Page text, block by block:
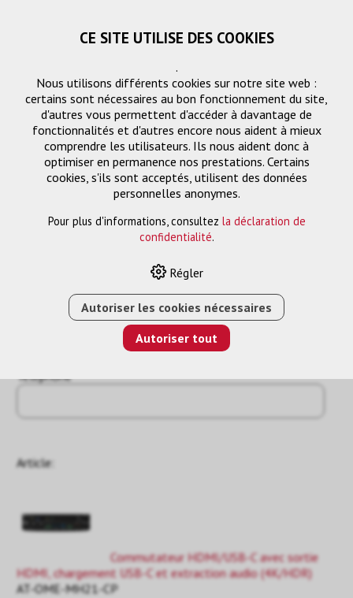
Demande
Nom ou entreprise *
Téléphone
Article:
Commutateur HDMI/USB-C avec sortie
HDMI, chargement USB-C et extraction audio (4K/HDR)
AT-OME-MH21-CP
CE SITE UTILISE DES COOKIES
.
Nous utilisons différents cookies sur notre site web :
certains sont nécessaires au bon fonctionnement du site,
d'autres vous permettent d'accéder à davantage de
fonctionnalités et d'autres encore nous aident à mieux
comprendre les utilisateurs. Ils nous aident donc à
optimiser en permanence nos prestations. Certains
cookies, s'ils sont acceptés, utilisent des données
personnelles anonymes.
Pour plus d'informations, consultez la déclaration de
confidentialité.
Régler
Autoriser les cookies nécessaires
Autoriser tout